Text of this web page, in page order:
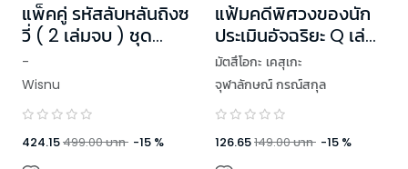
แพ็คคู่ รหัสลับหลันถิงซ
วี่ ( 2 เล่มจบ ) ชุด
ปริศนาแห่งต้าถัง
-
Wisnu
424.15499.00บาท -15 %
แฟ้มคดีพิศวงของนัก
ประเมินอัจฉริยะ Q เล่ม
1
มัตสึโอกะ เคสุเกะ
จุฬาลักษณ์ กรณ์สกุล
126.65149.00บาท -15 %